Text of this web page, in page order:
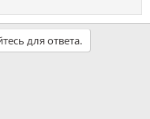
для ответа.